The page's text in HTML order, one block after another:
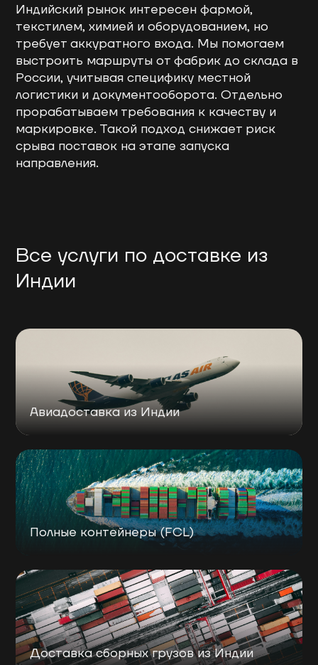
Индийский рынок интересен фармой,
текстилем, химией и оборудованием, но
требует аккуратного входа. Мы помогаем
выстроить маршруты от фабрик до склада в
России, учитывая специфику местной
логистики и документооборота. Отдельно
прорабатываем требования к качеству и
маркировке. Такой подход снижает риск
срыва поставок на этапе запуска
направления.
Все услуги по доставке из
Индии
Авиадоставка из Индии
Полные контейнеры (FCL)
Доставка сборных грузов из Индии